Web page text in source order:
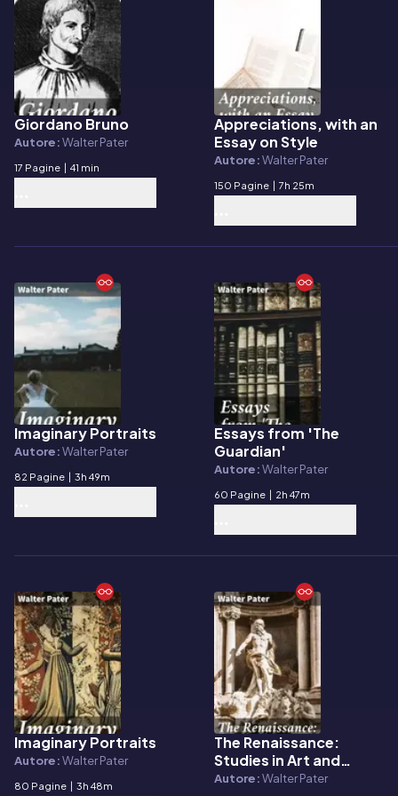
E-book
Giordano Bruno
Autore:Walter Pater
17 Pagine | 41 min
E-book
Appreciations, with an
Essay on Style
Autore:Walter Pater
150 Pagine | 7h 25m
E-book
Imaginary Portraits
Autore:Walter Pater
82 Pagine | 3h 49m
E-book
Essays from 'The
Guardian'
Autore:Walter Pater
60 Pagine | 2h 47m
E-book
Imaginary Portraits
Autore:Walter Pater
80 Pagine | 3h 48m
E-book
The Renaissance:
Studies in Art and
Poetry
Autore:Walter Pater